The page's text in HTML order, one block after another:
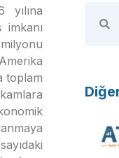
yılına
toplam